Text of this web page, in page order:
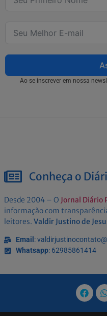
Ao se inscrever em nossa
Conheça o
Desde 2004 – O Jornal Diário
informação com
leitores. Valdir Justino de
Email :
Whatsapp: 62985861414